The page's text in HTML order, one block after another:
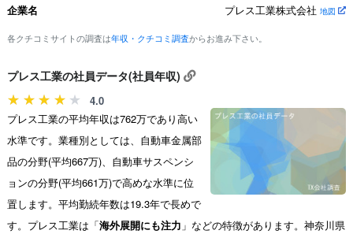
企業名 プレス工業株式会社 地図
各クチコミサイトの調査は年収・クチコミ調査からお進み下さい。
プレス工業の社員データ(社員年収)
4.0
プレス工業の平均年収は762万であり高い
水準です。業種別としては、自動車金属部
品の分野(平均667万)、自動車サスペンシ
ョンの分野(平均661万)で高めな水準に位
置します。平均勤続年数は19.3年で長めで
す。プレス工業は「海外展開にも注力 」などの特徴があります。神奈川県